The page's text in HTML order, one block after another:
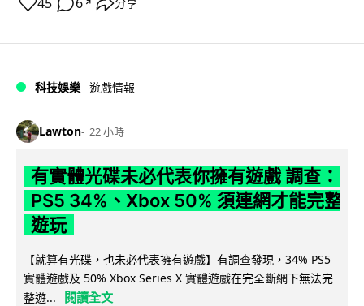
↗ 分享
科技娛樂 遊戲情報
Lawton 22 小時
有實體光碟未必代表你擁有遊戲 調查：
PS5 34%、Xbox 50% 須連網才能完整
遊玩
【就算有光碟，也未必代表擁有遊戲】有調查發現，34% PS5
實體遊戲及 50% Xbox Series X 實體遊戲在完全斷網下無法完
整遊...
閱讀全文